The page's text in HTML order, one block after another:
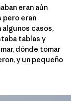
eran aún
pero eran
casos,
tablas y
dónde tomar
y un pequeño